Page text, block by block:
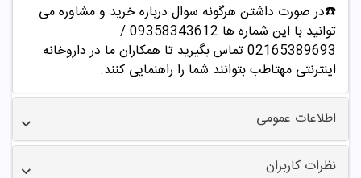
☎️در صورت داشتن هرگونه سوال درباره خرید و مشاوره می
توانید با این شماره ها 09358343612 /
02165389693تماس بگیرید تا همکاران ما در داروخانه
اینترنتی مهتاطب بتوانند شما را راهنمایی کنند.
اطلاعات عمومی
نظرات کاربران